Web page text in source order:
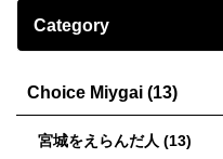
Category
Choice Miygai (13)
宮城をえらんだ人 (13)